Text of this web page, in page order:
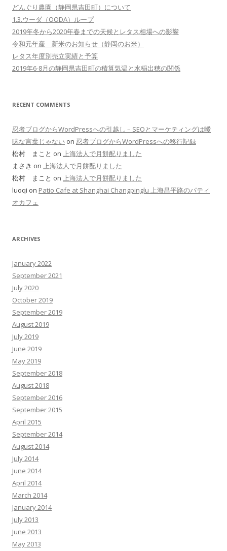
どんぐり農園（静岡県吉田町）について
1.3.ウーダ（OODA）ループ
2019年冬から2020年春までの天候とレタス相場への影響
令和元年産 新米のお知らせ（静岡のお米）
レタス年度別売立実績と予算
2019年6-8月の静岡県吉田町の積算気温と水稲出穂の関係
RECENT COMMENTS
忍者ブログからWordPressへの引越し – SEOとマーケティングは曖
昧な言葉じゃない on 忍者ブログからWordPressへの移行記録
松村 まこと on 上海法人で月餅配りました
まさき on 上海法人で月餅配りました
松村 まこと on 上海法人で月餅配りました
luoqi on Patio Cafe at Shanghai Changpinglu 上海昌平路のパティ
オカフェ
ARCHIVES
January 2022
September 2021
July 2020
October 2019
September 2019
August 2019
July 2019
June 2019
May 2019
September 2018
August 2018
September 2016
September 2015
April 2015
September 2014
August 2014
July 2014
June 2014
April 2014
March 2014
January 2014
July 2013
June 2013
May 2013